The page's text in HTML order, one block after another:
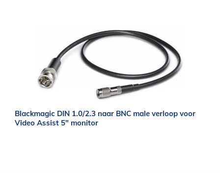
Blackmagic DIN 1.0/2.3 naar BNC male verloop voor
Video Assist 5″ monitor